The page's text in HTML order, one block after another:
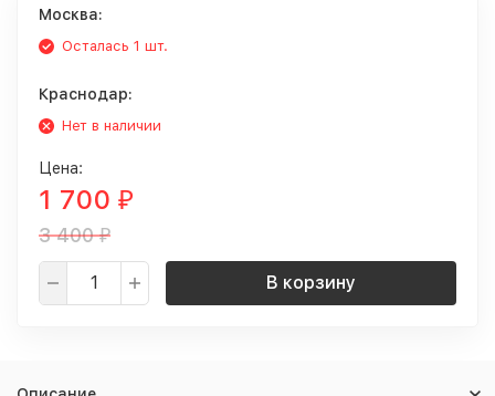
Москва:
Осталась 1 шт.
Краснодар:
Нет в наличии
Цена:
1 700 ₽
3 400₽
В корзину